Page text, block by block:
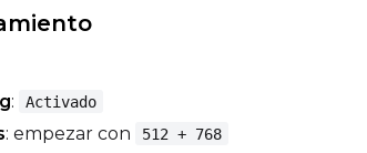
: Activado
: empezar con 512 + 768